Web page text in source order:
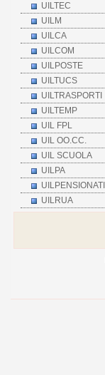
UILTEC
UILM
UILCA
UILCOM
UILPOSTE
UILTUCS
UILTRASPORTI
UILTEMP
UIL FPL
UIL OO.CC.
UIL SCUOLA
UILPA
UILPENSIONATI
UILRUA